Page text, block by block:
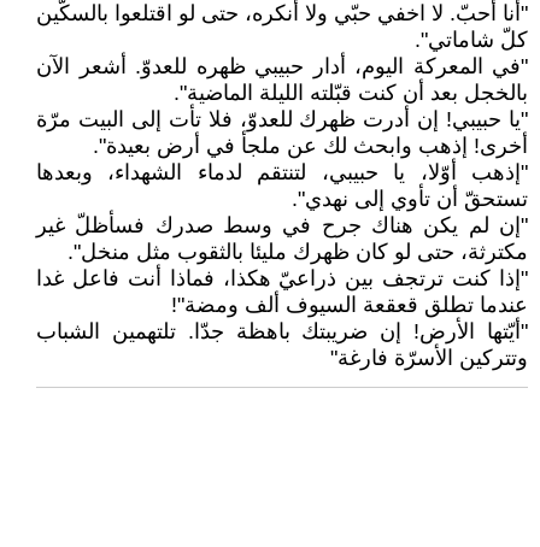
"أنا أحبّ. لا اخفي حبّي ولا أنكره، حتى لو اقتلعوا بالسكّين
كلّ شاماتي".
"في المعركة اليوم، أدار حبيبي ظهره للعدوّ. أشعر الآن
بالخجل بعد أن كنت قبّلته الليلة الماضية".
"يا حبيبي! إن أدرت ظهرك للعدوّ، فلا تأت إلى البيت مرّة
أخرى! إذهب وابحث لك عن ملجأ في أرض بعيدة".
"إذهب أوّلا، يا حبيبي، لتنتقم لدماء الشهداء، وبعدها
تستحقّ أن تأوي إلى نهدي".
"إن لم يكن هناك جرح في وسط صدرك فسأظلّ غير
مكترثة، حتى لو كان ظهرك مليئا بالثقوب مثل منخل".
"إذا كنت ترتجف بين ذراعيّ هكذا، فماذا أنت فاعل غدا
عندما تطلق قعقعة السيوف ألف ومضة"!
"أيّتها الأرض! إن ضريبتك باهظة جدّا. تلتهمين الشباب
وتتركين الأسرّة فارغة"